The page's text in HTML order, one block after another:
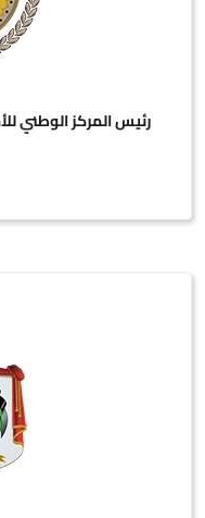
رئيس المركز الوطني